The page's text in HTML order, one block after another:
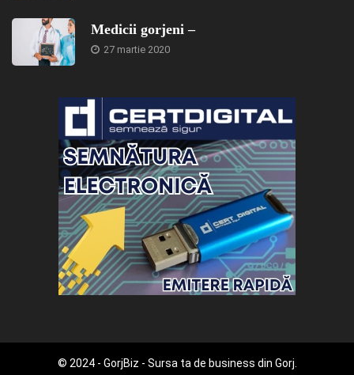
Medicii gorjeni –
27 martie 2020
© 2024 - GorjBiz - Sursa ta de business din Gorj.